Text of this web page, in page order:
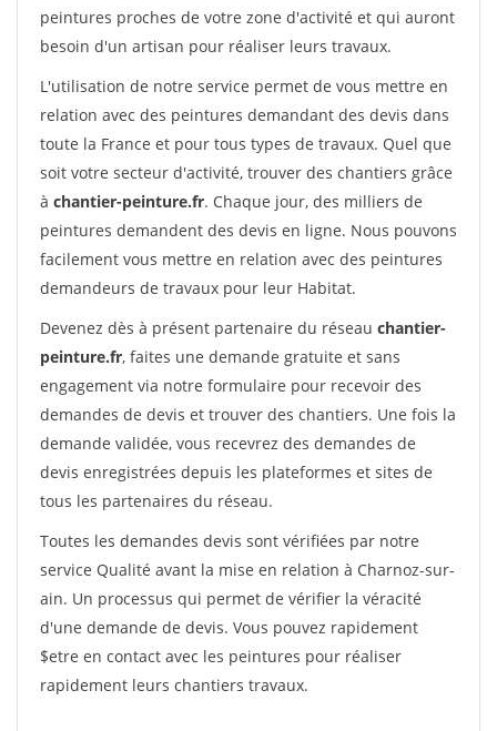
peintures proches de votre zone d'activité et qui auront
besoin d'un artisan pour réaliser leurs travaux.
L'utilisation de notre service permet de vous mettre en
relation avec des peintures demandant des devis dans
toute la France et pour tous types de travaux. Quel que
soit votre secteur d'activité, trouver des chantiers grâce
à chantier-peinture.fr. Chaque jour, des milliers de
peintures demandent des devis en ligne. Nous pouvons
facilement vous mettre en relation avec des peintures
demandeurs de travaux pour leur Habitat.
Devenez dès à présent partenaire du réseau chantier-
peinture.fr, faites une demande gratuite et sans
engagement via notre formulaire pour recevoir des
demandes de devis et trouver des chantiers. Une fois la
demande validée, vous recevrez des demandes de
devis enregistrées depuis les plateformes et sites de
tous les partenaires du réseau.
Toutes les demandes devis sont vérifiées par notre
service Qualité avant la mise en relation à Charnoz-sur-
ain. Un processus qui permet de vérifier la véracité
d'une demande de devis. Vous pouvez rapidement
$etre en contact avec les peintures pour réaliser
rapidement leurs chantiers travaux.